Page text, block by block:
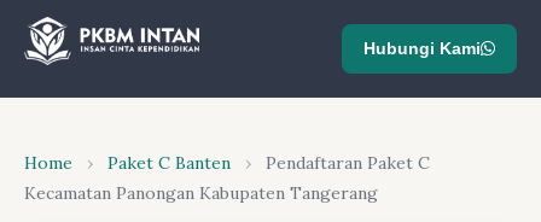
Hubungi Kami
Home › Paket C Banten ›
Pendaftaran Paket C
Kecamatan Panongan Kabupaten Tangerang